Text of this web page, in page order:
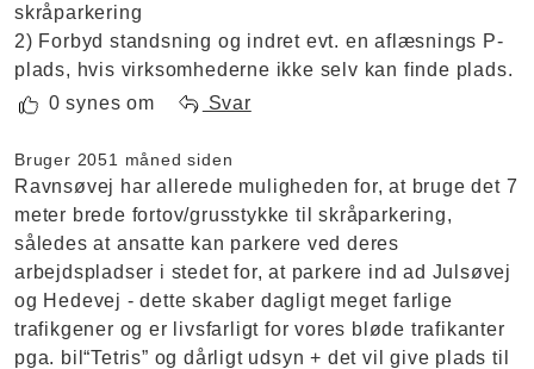
Bruger 2051 måned siden
Ravnsøvej har allerede muligheden for, at bruge det 7
meter brede fortov/grusstykke til skråparkering,
således at ansatte kan parkere ved deres
arbejdspladser i stedet for, at parkere ind ad Julsøvej
og Hedevej - dette skaber dagligt meget farlige
trafikgener og er livsfarligt for vores bløde trafikanter
pga. bil“Tetris” og dårligt udsyn + det vil give plads til
skråparkering
2) Forbyd standsning og indret evt. en aflæsnings P-
plads, hvis virksomhederne ikke selv kan finde plads.
0 synes om
Svar